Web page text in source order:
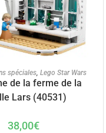
AU PANIER
spéciales, Lego Star Wars
de la ferme de la
Lars (40531)
38,00€